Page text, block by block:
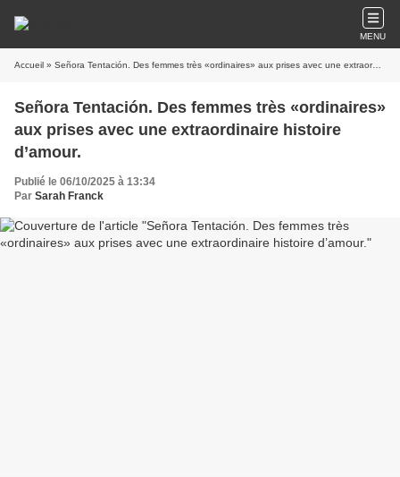
MENU
Accueil » Señora Tentación. Des femmes très «ordinaires» aux prises avec une extraordinaire histoire d’amour.
Señora Tentación. Des femmes très «ordinaires»
aux prises avec une extraordinaire histoire
d’amour.
Publié le 06/10/2025 à 13:34
Par Sarah Franck